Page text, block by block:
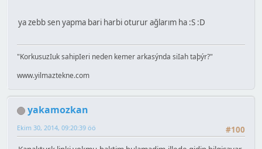
ya zebb sen yapma bari harbi oturur ağlarım ha :S :D
"KorkusuzIuk sahipIeri neden kemer arkasýnda siIah taþýr?"
www.yilmaztekne.com
yakamozkan
#100
Ekim 30, 2014, 09:20:39 öö